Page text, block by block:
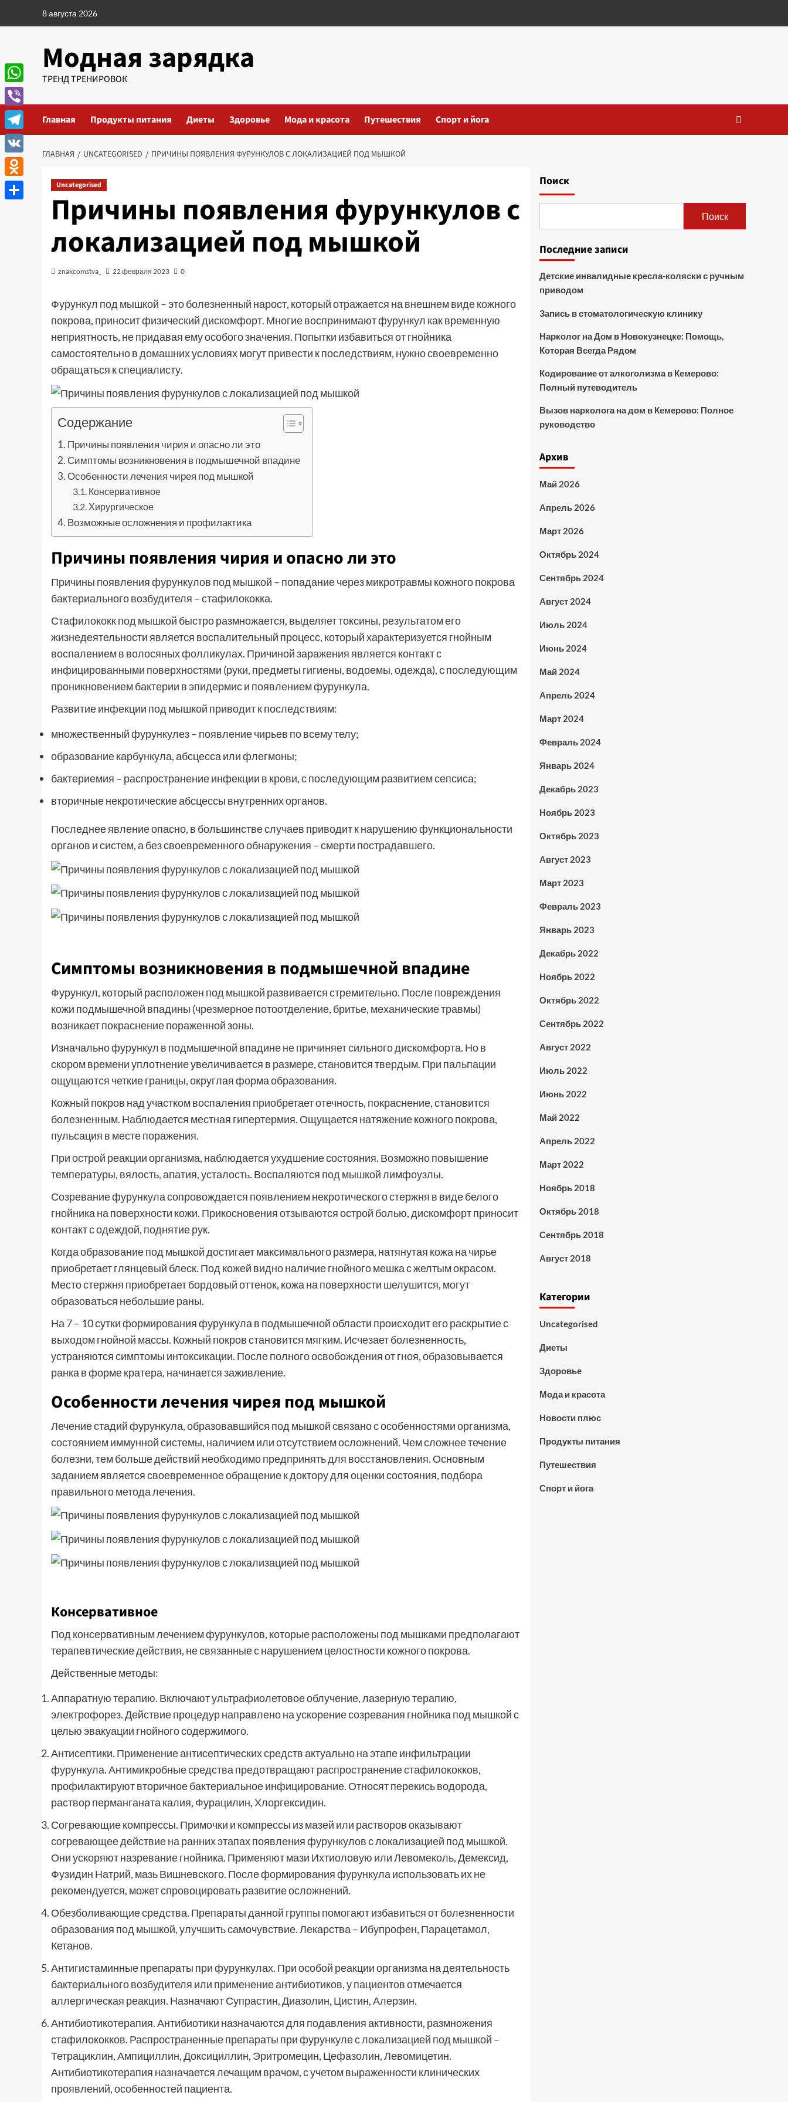
8 августа 2026
Модная зарядка
ТРЕНД ТРЕНИРОВОК
Главная Продукты питания Диеты Здоровье Мода и красота Путешествия Спорт и йога
ГЛАВНАЯ UNCATEGORISED ПРИЧИНЫ ПОЯВЛЕНИЯ ФУРУНКУЛОВ С ЛОКАЛИЗАЦИЕЙ ПОД МЫШКОЙ
Uncategorised
Причины появления фурункулов с
локализацией под мышкой
znakcomstva_ 22 февраля 2023 0
Фурункул под мышкой – это болезненный нарост, который отражается на внешнем виде кожного
покрова, приносит физический дискомфорт. Многие воспринимают фурункул как временную
неприятность, не придавая ему особого значения. Попытки избавиться от гнойника
самостоятельно в домашних условиях могут привести к последствиям, нужно своевременно
обращаться к специалисту.
Содержание
Причины появления чирия и опасно ли это
Симптомы возникновения в подмышечной впадине
Особенности лечения чирея под мышкой
Консервативное
Хирургическое
Возможные осложнения и профилактика
Причины появления чирия и опасно ли это
Причины появления фурункулов под мышкой – попадание через микротравмы кожного покрова
бактериального возбудителя – стафилококка.
Стафилококк под мышкой быстро размножается, выделяет токсины, результатом его
жизнедеятельности является воспалительный процесс, который характеризуется гнойным
воспалением в волосяных фолликулах. Причиной заражения является контакт с
инфицированными поверхностями (руки, предметы гигиены, водоемы, одежда), с последующим
проникновением бактерии в эпидермис и появлением фурункула.
Развитие инфекции под мышкой приводит к последствиям:
множественный фурункулез – появление чирьев по всему телу;
образование карбункула, абсцесса или флегмоны;
бактериемия – распространение инфекции в крови, с последующим развитием сепсиса;
вторичные некротические абсцессы внутренних органов.
Последнее явление опасно, в большинстве случаев приводит к нарушению функциональности
органов и систем, а без своевременного обнаружения – смерти пострадавшего.
Симптомы возникновения в подмышечной впадине
Фурункул, который расположен под мышкой развивается стремительно. После повреждения
кожи подмышечной впадины (чрезмерное потоотделение, бритье, механические травмы)
возникает покраснение пораженной зоны.
Изначально фурункул в подмышечной впадине не причиняет сильного дискомфорта. Но в
скором времени уплотнение увеличивается в размере, становится твердым. При пальпации
ощущаются четкие границы, округлая форма образования.
Кожный покров над участком воспаления приобретает отечность, покраснение, становится
болезненным. Наблюдается местная гипертермия. Ощущается натяжение кожного покрова,
пульсация в месте поражения.
При острой реакции организма, наблюдается ухудшение состояния. Возможно повышение
температуры, вялость, апатия, усталость. Воспаляются под мышкой лимфоузлы.
Созревание фурункула сопровождается появлением некротического стержня в виде белого
гнойника на поверхности кожи. Прикосновения отзываются острой болью, дискомфорт приносит
контакт с одеждой, поднятие рук.
Когда образование под мышкой достигает максимального размера, натянутая кожа на чирье
приобретает глянцевый блеск. Под кожей видно наличие гнойного мешка с желтым окрасом.
Место стержня приобретает бордовый оттенок, кожа на поверхности шелушится, могут
образоваться небольшие раны.
На 7 – 10 сутки формирования фурункула в подмышечной области происходит его раскрытие с
выходом гнойной массы. Кожный покров становится мягким. Исчезает болезненность,
устраняются симптомы интоксикации. После полного освобождения от гноя, образовывается
ранка в форме кратера, начинается заживление.
Особенности лечения чирея под мышкой
Лечение стадий фурункула, образовавшийся под мышкой связано с особенностями организма,
состоянием иммунной системы, наличием или отсутствием осложнений. Чем сложнее течение
болезни, тем больше действий необходимо предпринять для восстановления. Основным
заданием является своевременное обращение к доктору для оценки состояния, подбора
правильного метода лечения.
Консервативное
Под консервативным лечением фурункулов, которые расположены под мышками предполагают
терапевтические действия, не связанные с нарушением целостности кожного покрова.
Действенные методы:
Аппаратную терапию. Включают ультрафиолетовое облучение, лазерную терапию,
электрофорез. Действие процедур направлено на ускорение созревания гнойника под мышкой с
целью эвакуации гнойного содержимого.
Антисептики. Применение антисептических средств актуально на этапе инфильтрации
фурункула. Антимикробные средства предотвращают распространение стафилококков,
профилактируют вторичное бактериальное инфицирование. Относят перекись водорода,
раствор перманганата калия, Фурацилин, Хлоргексидин.
Согревающие компрессы. Примочки и компрессы из мазей или растворов оказывают
согревающее действие на ранних этапах появления фурункулов с локализацией под мышкой.
Они ускоряют назревание гнойника. Применяют мази Ихтиоловую или Левомеколь, Демексид,
Фузидин Натрий, мазь Вишневского. После формирования фурункула использовать их не
рекомендуется, может спровоцировать развитие осложнений.
Обезболивающие средства. Препараты данной группы помогают избавиться от болезненности
образования под мышкой, улучшить самочувствие. Лекарства – Ибупрофен, Парацетамол,
Кетанов.
Антигистаминные препараты при фурункулах. При особой реакции организма на деятельность
бактериального возбудителя или применение антибиотиков, у пациентов отмечается
аллергическая реакция. Назначают Супрастин, Диазолин, Цистин, Алерзин.
Антибиотикотерапия. Антибиотики назначаются для подавления активности, размножения
стафилококков. Распространенные препараты при фурункуле с локализацией под мышкой –
Тетрациклин, Ампициллин, Доксициллин, Эритромецин, Цефазолин, Левомицетин.
Антибиотикотерапия назначается лечащим врачом, с учетом выраженности клинических
проявлений, особенностей пациента.
Поиск
Поиск
Последние записи
Детские инвалидные кресла-коляски с ручным
приводом
Запись в стоматологическую клинику
Нарколог на Дом в Новокузнецке: Помощь,
Которая Всегда Рядом
Кодирование от алкоголизма в Кемерово:
Полный путеводитель
Вызов нарколога на дом в Кемерово: Полное
руководство
Архив
Май 2026
Апрель 2026
Март 2026
Октябрь 2024
Сентябрь 2024
Август 2024
Июль 2024
Июнь 2024
Май 2024
Апрель 2024
Март 2024
Февраль 2024
Январь 2024
Декабрь 2023
Ноябрь 2023
Октябрь 2023
Август 2023
Март 2023
Февраль 2023
Январь 2023
Декабрь 2022
Ноябрь 2022
Октябрь 2022
Сентябрь 2022
Август 2022
Июль 2022
Июнь 2022
Май 2022
Апрель 2022
Март 2022
Ноябрь 2018
Октябрь 2018
Сентябрь 2018
Август 2018
Категории
Uncategorised
Диеты
Здоровье
Мода и красота
Новости плюс
Продукты питания
Путешествия
Спорт и йога
WhatsApp
Viber
Telegram
VK
Odnoklassniki